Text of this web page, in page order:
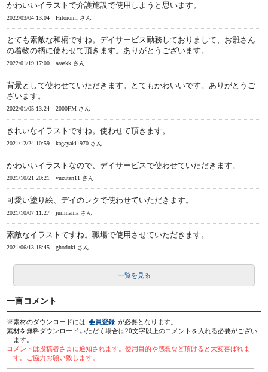
かわいいイラストで介護施設で使用しようと思います。
2022/03/04 13:04 Hitoromi さん
とても素敵な和柄ですね。デイサービス勤務しておりまして、お雛さん
の着物の柄に使わせて頂きます。ありがとうございます。
2022/01/19 17:00 aaaakk さん
背景として使わせていただきます。とてもかわいいです。ありがとうご
ざいます。
2022/01/05 13:24 2000FM さん
きれいなイラストですね。使わせて頂きます。
2021/12/24 10:59 kagayaki1970 さん
かわいいイラストなので、デイサービスで使わせていただきます。
2021/10/21 20:21 yuzutan11 さん
可愛い塗り絵、デイのレクで使わせていただきます。
2021/10/07 11:27 jurimama さん
素敵なイラストですね。職場で使用させていただきます。
2021/06/13 18:45 ghoduki さん
一覧を見る
一言コメント
※素材のダウンロードには 会員登録 が必要となります。
素材を無料ダウンロードいただく場合は20文字以上のコメントを入れる必要がござい
ます。
コメントは投稿者さまに通知されます。使用目的や感想など頂けると大変喜ばれま
す。ご協力お願い致します。